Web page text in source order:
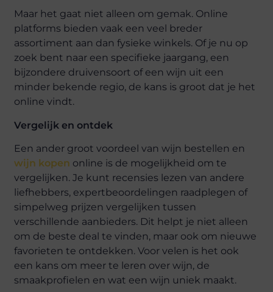
Maar het gaat niet alleen om gemak. Online
platforms bieden vaak een veel breder
assortiment aan dan fysieke winkels. Of je nu op
zoek bent naar een specifieke jaargang, een
bijzondere druivensoort of een wijn uit een
minder bekende regio, de kans is groot dat je het
online vindt.
Vergelijk en ontdek
Een ander groot voordeel van wijn bestellen en
wijn kopen online is de mogelijkheid om te
vergelijken. Je kunt recensies lezen van andere
liefhebbers, expertbeoordelingen raadplegen of
simpelweg prijzen vergelijken tussen
verschillende aanbieders. Dit helpt je niet alleen
om de beste deal te vinden, maar ook om nieuwe
favorieten te ontdekken. Voor velen is het ook
een kans om meer te leren over wijn, de
smaakprofielen en wat een wijn uniek maakt.